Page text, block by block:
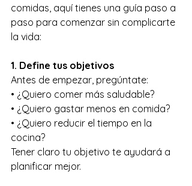
comidas, aquí tienes una guía paso a
paso para comenzar sin complicarte
la vida:
1. Define tus objetivos
Antes de empezar, pregúntate:
• ¿Quiero comer más saludable?
• ¿Quiero gastar menos en comida?
• ¿Quiero reducir el tiempo en la
cocina?
Tener claro tu objetivo te ayudará a
planificar mejor.